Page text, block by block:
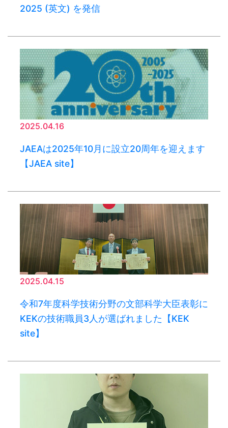
2025 (英文) を発信
2025.04.16
JAEAは2025年10月に設立20周年を迎えます
【JAEA site】
2025.04.15
令和7年度科学技術分野の文部科学大臣表彰に
KEKの技術職員3人が選ばれました【KEK
site】